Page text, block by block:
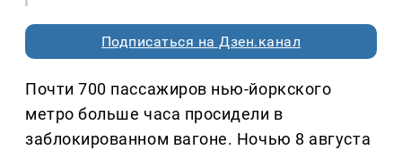
Подписаться на Дзен.канал
Почти 700 пассажиров нью-йоркского
метро больше часа просидели в
заблокированном вагоне. Ночью 8 августа